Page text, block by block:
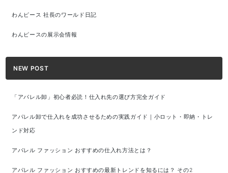
わんピース 社長のワールド日記
わんピースの展示会情報
NEW POST
「アパレル卸」初心者必読！仕入れ先の選び方完全ガイド
アパレル卸で仕入れを成功させるための実践ガイド｜小ロット・即納・トレ
ンド対応
アパレル ファッション おすすめの仕入れ方法とは？
アパレル ファッション おすすめの最新トレンドを知るには？ その2